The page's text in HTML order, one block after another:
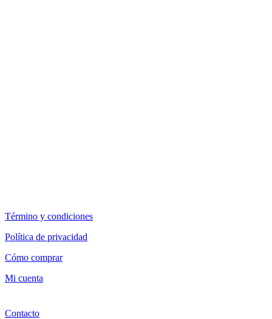
Término y condiciones
Política de privacidad
Cómo comprar
Mi cuenta
Contacto